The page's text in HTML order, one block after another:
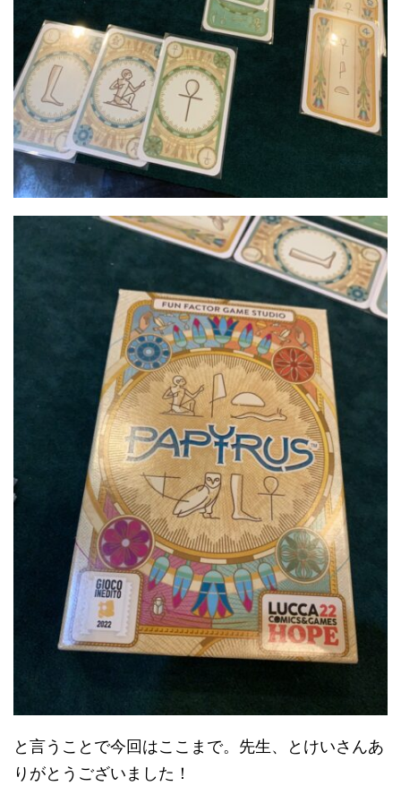
と言うことで今回はここまで。先生、とけいさんあ
りがとうございました！